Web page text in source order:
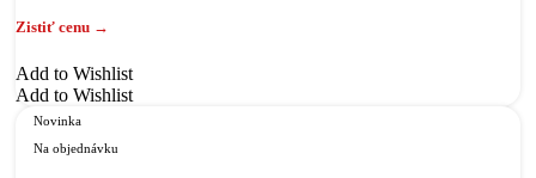
Add to Wishlist
Add to Wishlist
Novinka
Na objednávku